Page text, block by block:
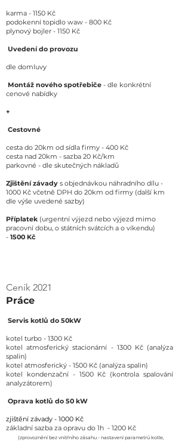
karma - 1150 Kč
podokenní topidlo waw - 800 Kč
plynový bojler - 1150 Kč
Uvedení do provozu
dle domluvy
Montáž nového spotřebiče - dle konkrétní
cenové nabídky
+
Cestovné
cesta do 20km od sídla firmy - 400 Kč
cesta nad 20km - sazba 20 Kč/km
parkovné - dle skutečných nákladů
Zjištění závady s objednávkou náhradního dílu -
1000 Kč včetně DPH do 20km od firmy (další km
dle výše uvedené sazby)
Příplatek (urgentní výjezd nebo výjezd mimo
pracovní dobu, o státních svátcích a o víkendu)
- 1500 Kč
Ceník 2021
Práce
Servis kotlů do 50kW
kotel turbo - 1300 Kč
kotel atmosferický stacionární - 1300 Kč (analýza
spalin)
kotel atmosferický - 1500 Kč (analýza spalin)
kotel kondenzační - 1500 Kč (kontrola spalování
analyzátorem)
Oprava kotlů do 50 kW
zjištění závady - 1000 Kč
základní sazba za opravu do 1h - 1200 Kč
(zprovoznění bez vnitřního zásahu - nastavení parametrů kotle,